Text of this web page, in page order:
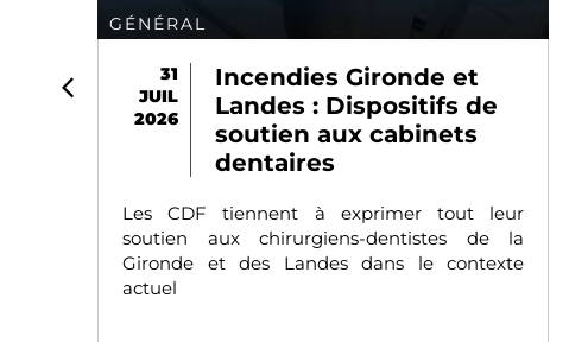
de
GÉNÉRAL
31
JUIL
2026
CCAM V84 : ce qui
change au 31 juillet 2026
Cette mise à jour, issue de la décision de
officiel le 27